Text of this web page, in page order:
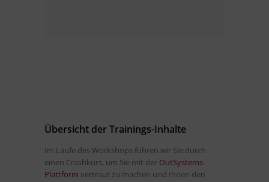
Übersicht der Trainings-Inhalte
Im Laufe des Workshops führen wir Sie durch
einen Crashkurs, um Sie mit der OutSystems-
Plattform vertraut zu machen und Ihnen den